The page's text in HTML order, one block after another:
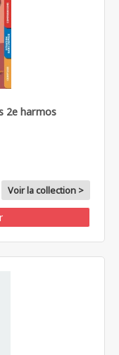
2e harmos
Voir la collection >